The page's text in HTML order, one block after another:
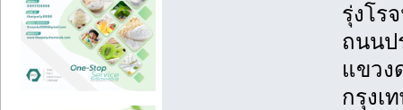
รุ่งโร
ถนนป
แขวง
กรุงเ